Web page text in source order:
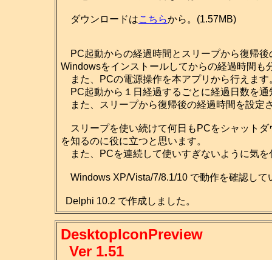
ダウンロードはこちらから。(1.57MB)
PC起動からの経過時間とスリープから復帰
Windowsをインストールしてからの経過時間も
また、PCの電源操作を本アプリから行えます
PC起動から１日経過するごとに経過日数を通
また、スリープから復帰後の経過時間を設定
スリープを使い続けて何日もPCをシャット
を知るのに役に立つと思います。
また、PCを連続して使いすぎないように気
Windows XP/Vista/7/8.1/10 で動作を確認して
Delphi 10.2 で作成しました。
DesktopIconPreview
Ver 1.51